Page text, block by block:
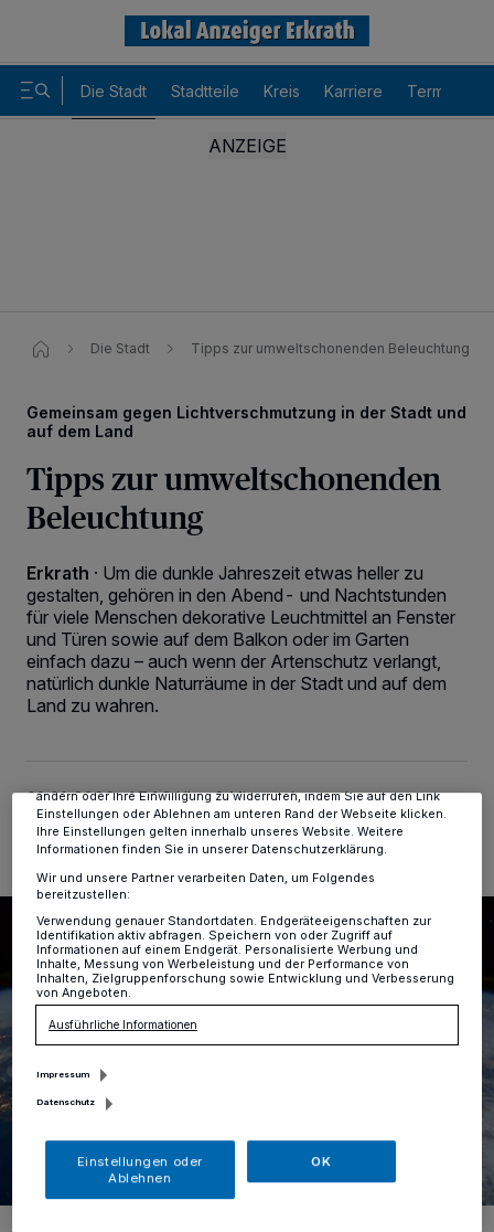
Die Stadt Stadtteile Kreis Karriere Termine
Die Stadt Tipps zur umweltschonenden Beleuchtung
Gemeinsam gegen Lichtverschmutzung in der Stadt und
auf dem Land
Tipps zur umweltschonenden
Beleuchtung
Erkrath · Um die dunkle Jahreszeit etwas heller zu
gestalten, gehören in den Abend- und Nachtstunden
für viele Menschen dekorative Leuchtmittel an Fenster
und Türen sowie auf dem Balkon oder im Garten
einfach dazu – auch wenn der Artenschutz verlangt,
natürlich dunkle Naturräume in der Stadt und auf dem
Land zu wahren.
08.01.2026 , 17:12 Uhr 2 Minuten Lesezeit
Wir und unsere 218-Partner speichern und greifen auf
Kennungen auf Ihrem Gerät zu. Durch Auswahl von OK aktivieren Sie
Tracking-Technologien für die unter „Wir und unsere Partner
ändern oder Ihre Einwilligung zu widerrufen, indem Sie auf den Link
Einstellungen oder Ablehnen am unteren Rand der Webseite klicken.
Ihre Einstellungen gelten innerhalb unseres Website. Weitere
Informationen finden Sie in unserer Datenschutzerklärung.
Wir und unsere Partner verarbeiten Daten, um Folgendes
bereitzustellen:
Verwendung genauer Standortdaten. Endgeräteeigenschaften zur
Identifikation aktiv abfragen. Speichern von oder Zugriff auf
Informationen auf einem Endgerät. Personalisierte Werbung und
Inhalte, Messung von Werbeleistung und der Performance von
Inhalten, Zielgruppenforschung sowie Entwicklung und Verbesserung
von Angeboten.
Ausführliche Informationen
Impressum
Datenschutz
Einstellungen oder
Ablehnen
OK